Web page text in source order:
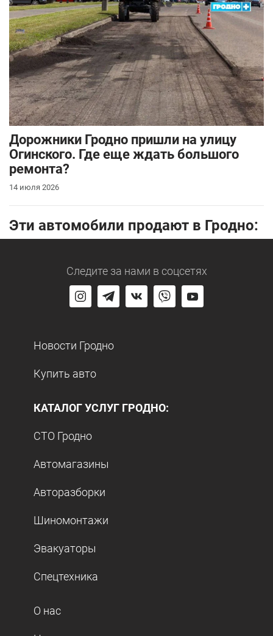
Дорожники Гродно пришли на улицу
Огинского. Где еще ждать большого
ремонта?
14 июля 2026
Эти автомобили продают в Гродно:
Следите за нами в соцсетях
Новости Гродно
Купить авто
КАТАЛОГ УСЛУГ ГРОДНО:
СТО Гродно
Автомагазины
Авторазборки
Шиномонтажи
Эвакуаторы
Спецтехника
О нас